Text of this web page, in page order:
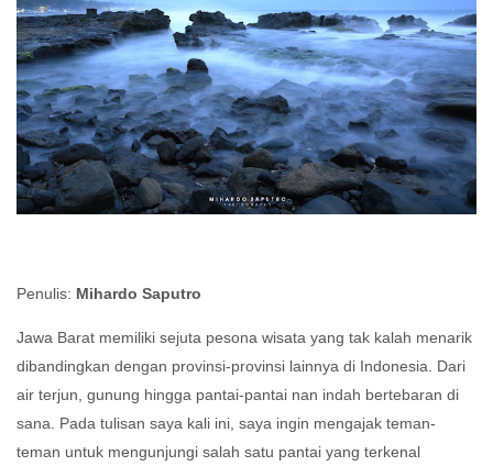
Penulis: Mihardo Saputro
Jawa Barat memiliki sejuta pesona wisata yang tak kalah menarik
dibandingkan dengan provinsi-provinsi lainnya di Indonesia. Dari
air terjun, gunung hingga pantai-pantai nan indah bertebaran di
sana. Pada tulisan saya kali ini, saya ingin mengajak teman-
teman untuk mengunjungi salah satu pantai yang terkenal